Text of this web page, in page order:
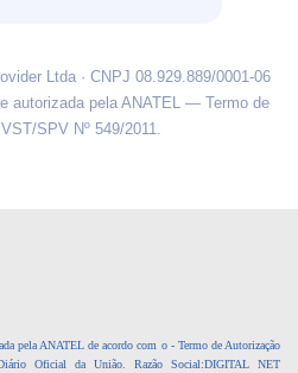
Ltda · CNPJ 08.929.889/0001-06
autorizada pela ANATEL — Termo de
SPV Nº 549/2011.
pela ANATEL de acordo com o - Termo de Autorização
Oficial da União. Razão Social:DIGITAL NET